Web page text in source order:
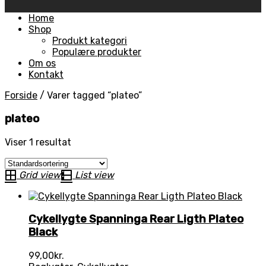
Skip
Home
Shop
Produkt kategori
Populære produkter
Om os
Kontakt
Forside / Varer tagged “plateo”
plateo
Viser 1 resultat
Grid view List view
Cykellygte Spanninga Rear Ligth Plateo
Black
99,00kr.